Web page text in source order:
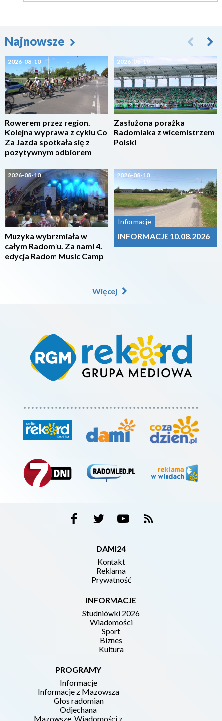
Najnowsze
2026-08-10
Rowerem przez region.
Kolejna wyprawa z cyklu Co
Za Jazda spotkała się z
pozytywnym odbiorem
2026-08-10
Muzyka wybrzmiała w
całym Radomiu. Za nami 4.
edycja Radom Music Camp
2026-08-10
Zasłużona porażka
Radomiaka z wicemistrzem
Polski
2026-08-10
Informacje
INFORMACJE 10.08.2026
Więcej
DAMI24
Kontakt
Reklama
Prywatność
INFORMACJE
Studniówki 2026
Wiadomości
Sport
Biznes
Kultura
PROGRAMY
Informacje
Informacje z Mazowsza
Głos radomian
Odjechana
Mazowsze. Wiadomości z